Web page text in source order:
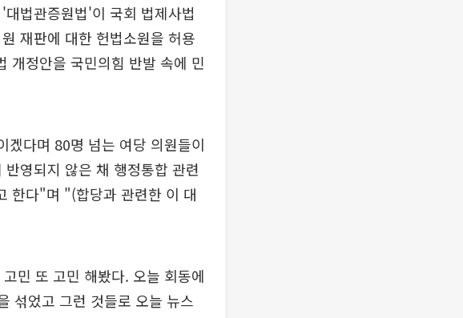
법관증원법'이 국회 법제사법
재판에 대한 헌법소원을 허용
개정안을 국민의힘 반발 속에 민
겠다며 80명 넘는 여당 의원들이
영되지 않은 채 행정통합 관련
한다"며 "(합당과 관련한 이 대
민 또 고민 해봤다. 오늘 회동에
섞었고 그런 것들로 오늘 뉴스